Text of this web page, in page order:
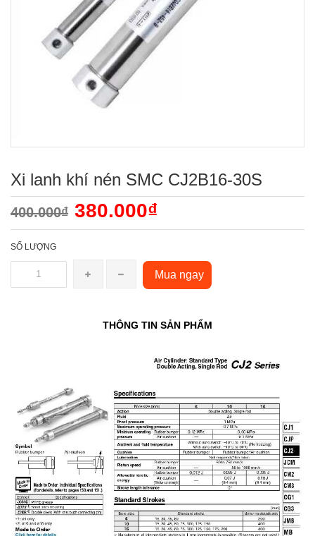
Xi lanh khí nén SMC CJ2B16-30S
400.000₫ 380.000₫
SỐ LƯỢNG
Mua ngay
THÔNG TIN SẢN PHẨM